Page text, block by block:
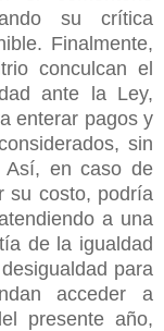
su crítica
Finalmente,
conculcan el
ante la Ley,
enterar pagos y
sin
Así, en caso de
su costo, podría
a una
de la igualdad
para
acceder a
presente año,